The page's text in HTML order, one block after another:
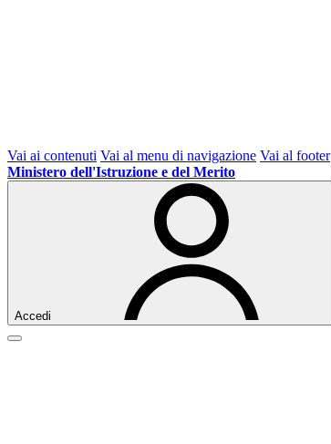
Vai ai contenuti Vai al menu di navigazione Vai al footer
Ministero dell'Istruzione e del Merito
Accedi